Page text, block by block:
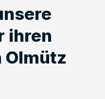
ihren
Olmütz